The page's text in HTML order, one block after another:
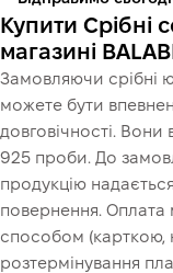
Купити Срібні
магазині
Замовляючи срібні
можете бути
довговічності. Вони
925 проби. До
продукцію
повернення.
способом (карткою,
розтермінування